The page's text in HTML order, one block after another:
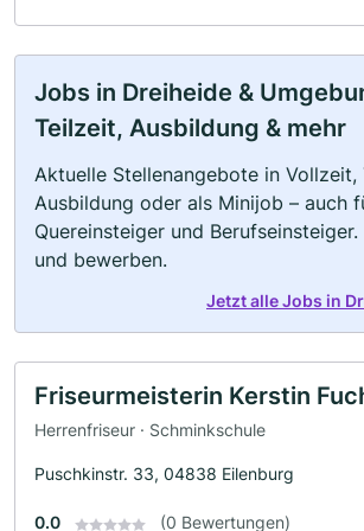
Jobs in Dreiheide &
Teilzeit, Ausbildung & mehr
Aktuelle Stellenangebote in Vollzeit,
Ausbildung oder als Minijob – auch
Quereinsteiger und
und bewerben.
Jetzt alle Jobs in
Friseurmeisterin Kerstin
Herrenfriseur · Schminkschule
Puschkinstr. 33, 04838 Eilenburg
0.0 (0 Bewertungen)